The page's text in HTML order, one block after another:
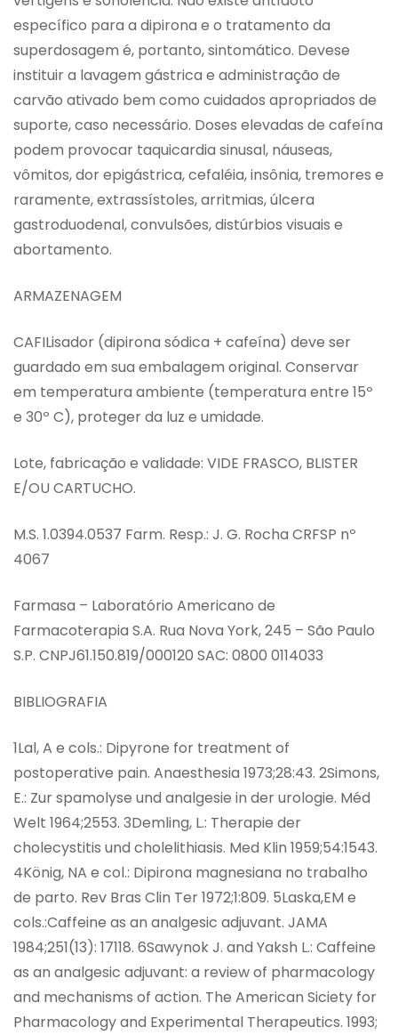
específico para a dipirona e o tratamento da
superdosagem é, portanto, sintomático. Devese
instituir a lavagem gástrica e administração de
carvão ativado bem como cuidados apropriados de
suporte, caso necessário. Doses elevadas de cafeína
podem provocar taquicardia sinusal, náuseas,
vômitos, dor epigástrica, cefaléia, insônia, tremores e
raramente, extrassístoles, arritmias, úlcera
gastroduodenal, convulsões, distúrbios visuais e
abortamento.
ARMAZENAGEM
CAFILisador (dipirona sódica + cafeína) deve ser
guardado em sua embalagem original. Conservar
em temperatura ambiente (temperatura entre 15º
e 30º C), proteger da luz e umidade.
Lote, fabricação e validade: VIDE FRASCO, BLISTER
E/OU CARTUCHO.
M.S. 1.0394.0537 Farm. Resp.: J. G. Rocha CRFSP nº
4067
Farmasa – Laboratório Americano de
Farmacoterapia S.A. Rua Nova York, 245 – São Paulo
S.P. CNPJ61.150.819/000120 SAC: 0800 0114033
BIBLIOGRAFIA
1Lal, A e cols.: Dipyrone for treatment of
postoperative pain. Anaesthesia 1973;28:43. 2Simons,
E.: Zur spamolyse und analgesie in der urologie. Méd
Welt 1964;2553. 3Demling, L.: Therapie der
cholecystitis und cholelithiasis. Med Klin 1959;54:1543.
4König, NA e col.: Dipirona magnesiana no trabalho
de parto. Rev Bras Clin Ter 1972;1:809. 5Laska,EM e
cols.:Caffeine as an analgesic adjuvant. JAMA
1984;251(13): 17118. 6Sawynok J. and Yaksh L.: Caffeine
as an analgesic adjuvant: a review of pharmacology
and mechanisms of action. The American Siciety for
Pharmacology and Experimental Therapeutics. 1993;